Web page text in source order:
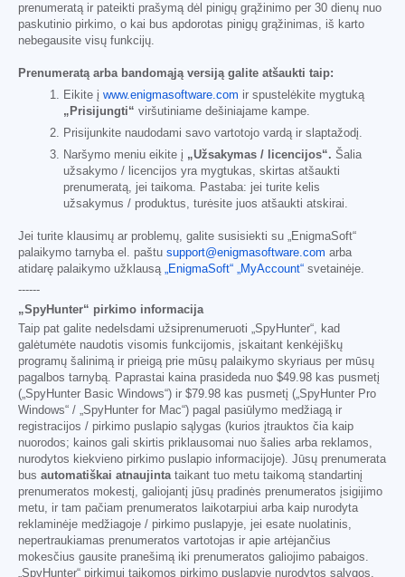
prenumeratą ir pateikti prašymą dėl pinigų grąžinimo per 30 dienų nuo
paskutinio pirkimo, o kai bus apdorotas pinigų grąžinimas, iš karto
nebegausite visų funkcijų.
Prenumeratą arba bandomąją versiją galite atšaukti taip:
Eikite į www.enigmasoftware.com ir spustelėkite mygtuką
„Prisijungti“ viršutiniame dešiniajame kampe.
Prisijunkite naudodami savo vartotojo vardą ir slaptažodį.
Naršymo meniu eikite į „Užsakymas / licencijos“. Šalia
užsakymo / licencijos yra mygtukas, skirtas atšaukti
prenumeratą, jei taikoma. Pastaba: jei turite kelis
užsakymus / produktus, turėsite juos atšaukti atskirai.
Jei turite klausimų ar problemų, galite susisiekti su „EnigmaSoft“
palaikymo tarnyba el. paštu support@enigmasoftware.com arba
atidarę palaikymo užklausą „EnigmaSoft“ „MyAccount“ svetainėje.
------
„SpyHunter“ pirkimo informacija
Taip pat galite nedelsdami užsiprenumeruoti „SpyHunter“, kad
galėtumėte naudotis visomis funkcijomis, įskaitant kenkėjiškų
programų šalinimą ir prieigą prie mūsų palaikymo skyriaus per mūsų
pagalbos tarnybą. Paprastai kaina prasideda nuo $49.98 kas pusmetį
(„SpyHunter Basic Windows“) ir $79.98 kas pusmetį („SpyHunter Pro
Windows“ / „SpyHunter for Mac“) pagal pasiūlymo medžiagą ir
registracijos / pirkimo puslapio sąlygas (kurios įtrauktos čia kaip
nuorodos; kainos gali skirtis priklausomai nuo šalies arba reklamos,
nurodytos kiekvieno pirkimo puslapio informacijoje). Jūsų prenumerata
bus automatiškai atnaujintataikant tuo metu taikomą standartinį
prenumeratos mokestį, galiojantį jūsų pradinės prenumeratos įsigijimo
metu, ir tam pačiam prenumeratos laikotarpiui arba kaip nurodyta
reklaminėje medžiagoje / pirkimo puslapyje, jei esate nuolatinis,
nepertraukiamas prenumeratos vartotojas ir apie artėjančius
mokesčius gausite pranešimą iki prenumeratos galiojimo pabaigos.
„SpyHunter“ pirkimui taikomos pirkimo puslapyje nurodytos sąlygos,